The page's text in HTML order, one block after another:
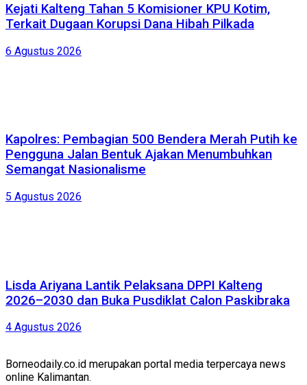
Kejati Kalteng Tahan 5 Komisioner KPU Kotim,
Terkait Dugaan Korupsi Dana Hibah Pilkada
6 Agustus 2026
Kapolres: Pembagian 500 Bendera Merah Putih ke
Pengguna Jalan Bentuk Ajakan Menumbuhkan
Semangat Nasionalisme
5 Agustus 2026
Lisda Ariyana Lantik Pelaksana DPPI Kalteng
2026–2030 dan Buka Pusdiklat Calon Paskibraka
4 Agustus 2026
Borneodaily.co.id merupakan portal media terpercaya news
online Kalimantan.